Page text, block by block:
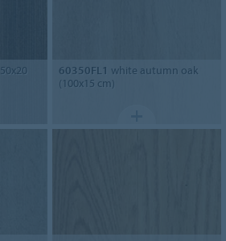
60350FL1 white autumn oak
(100x15 cm)